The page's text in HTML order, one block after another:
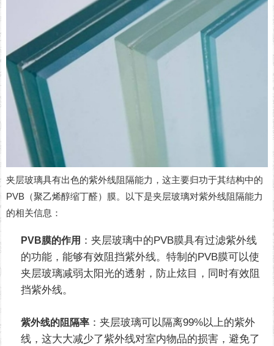
夹层玻璃具有出色的紫外线阻隔能力，这主要归功于其结构中的
PVB（聚乙烯醇缩丁醛）膜。以下是夹层玻璃对紫外线阻隔能力
的相关信息：
PVB膜的作用 ：夹层玻璃中的PVB膜具有过滤紫外线
的功能，能够有效阻挡紫外线。特制的PVB膜可以使
夹层玻璃减弱太阳光的透射，防止炫目，同时有效阻
挡紫外线。
紫外线的阻隔率 ：夹层玻璃可以隔离99%以上的紫外
线，这大大减少了紫外线对室内物品的损害，避免了